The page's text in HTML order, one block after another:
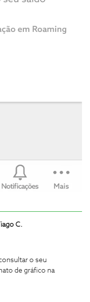
C.
o seu
de gráfico na